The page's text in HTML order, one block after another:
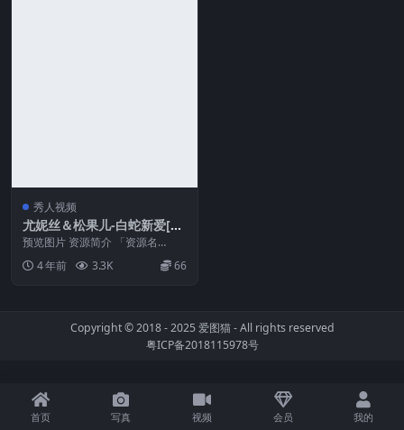
秀人视频
尤妮丝＆松果儿-白蛇新爱[58
P1V-1.13G]
预览图片 资源简介 「资源名
称」：尤妮丝＆松果儿-白蛇新爱
[58P1V-1.13...
4 年前 3.3K 66
Copyright © 2018 - 2025爱图猫- All rights reserved
粤ICP备2018115978号
首页 写真 视频 会员 我的